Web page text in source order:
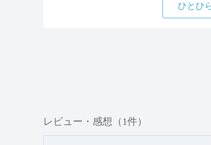
ひとひ
レビュー・感想（1件）